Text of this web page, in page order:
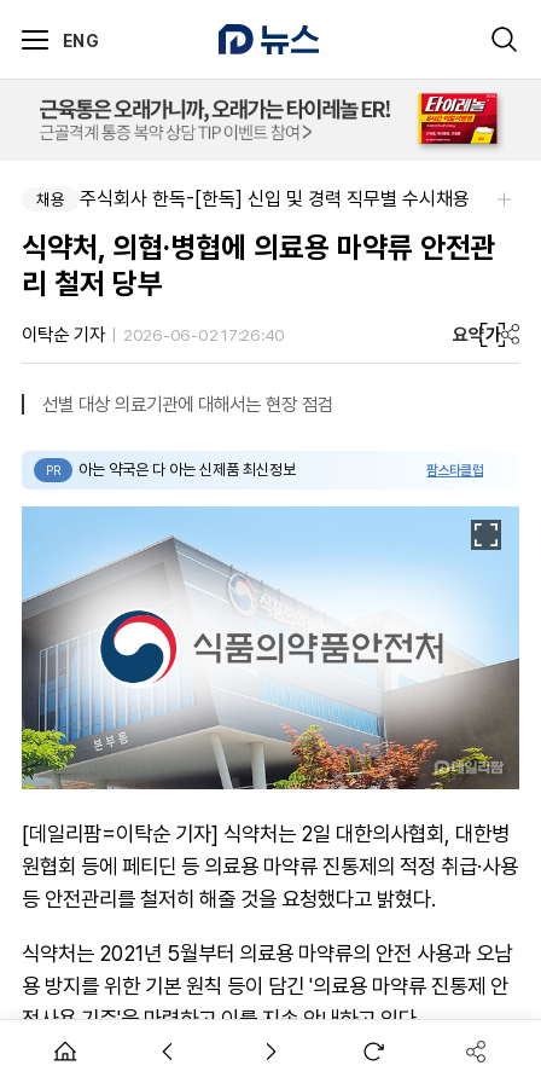
ENG
채용 주식회사 한독-[한독] 신입 및 경력 직무별 수시채용
식약처, 의협·병협에 의료용 마약류 안전관
리 철저 당부
이탁순 기자 2026-06-02 17:26:40 요약가
선별 대상 의료기관에 대해서는 현장 점검
PR 아는 약국은 다 아는 신제품 최신정보 팜스타클럽
[데일리팜=이탁순 기자] 식약처는 2일 대한의사협회, 대한병
원협회 등에 페티딘 등 의료용 마약류 진통제의 적정 취급·사용
등 안전관리를 철저히 해줄 것을 요청했다고 밝혔다.
식약처는 2021년 5월부터 의료용 마약류의 안전 사용과 오남
용 방지를 위한 기본 원칙 등이 담긴 '의료용 마약류 진통제 안
전사용 기준'을 마련하고 이를 지속 안내하고 있다.